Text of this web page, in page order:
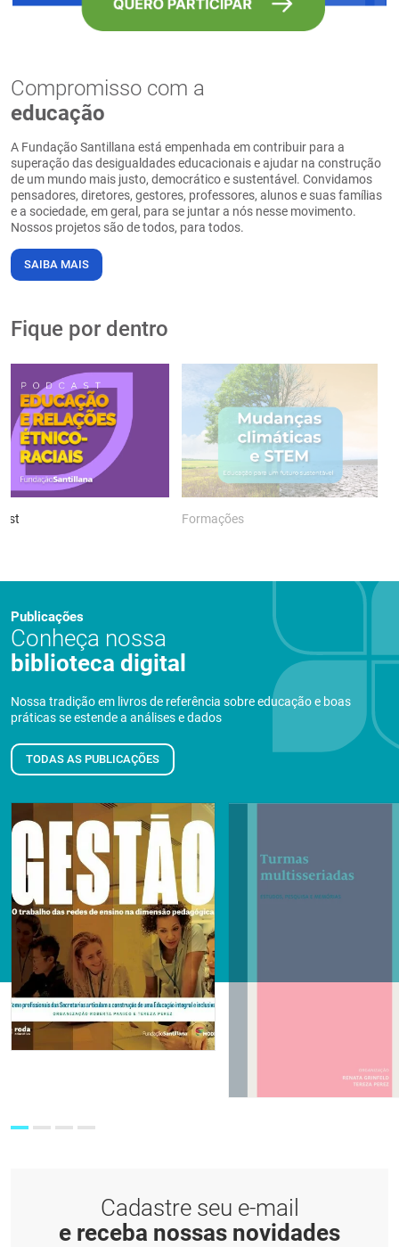
Compromisso com a
educação
A Fundação Santillana está empenhada em contribuir para a
superação das desigualdades educacionais e ajudar na construção
de um mundo mais justo, democrático e sustentável. Convidamos
pensadores, diretores, gestores, professores, alunos e suas famílias
e a sociedade, em geral, para se juntar a nós nesse movimento.
Nossos projetos são de todos, para todos.
SAIBA MAIS
Fique por dentro
Formações
Publicações
Conheça nossa
biblioteca digital
Nossa tradição em livros de referência sobre educação e boas
práticas se estende a análises e dados
TODAS AS PUBLICAÇÕES
Cadastre seu e-mail
e receba nossas novidades